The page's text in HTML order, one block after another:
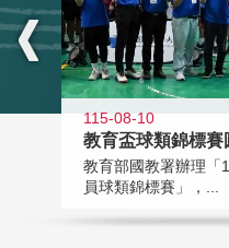
115-08-10
教育盃球類錦標賽
教育部國教署辦理「
員球類錦標賽」，...